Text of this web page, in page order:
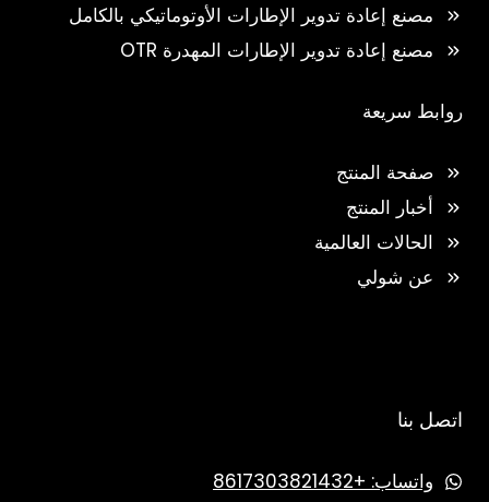
مصنع إعادة تدوير الإطارات الأوتوماتيكي بالكامل
مصنع إعادة تدوير الإطارات المهدرة OTR
روابط سريعة
صفحة المنتج
أخبار المنتج
الحالات العالمية
عن شولي
اتصل بنا
واتساب: +8617303821432